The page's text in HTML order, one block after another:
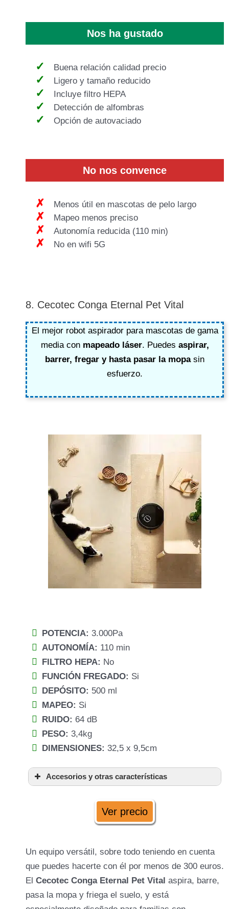
Nos ha gustado
Buena relación calidad precio
Ligero y tamaño reducido
Incluye filtro HEPA
Detección de alfombras
Opción de autovaciado
No nos convence
Menos útil en mascotas de pelo largo
Mapeo menos preciso
Autonomía reducida (110 min)
No en wifi 5G
8. Cecotec Conga Eternal Pet Vital
El mejor robot aspirador para mascotas de gama
media con mapeado láser. Puedes aspirar,
barrer, fregar y hasta pasar la mopasin
esfuerzo.
POTENCIA: 3.000Pa
AUTONOMÍA: 110 min
FILTRO HEPA: No
FUNCIÓN FREGADO: Si
DEPÓSITO: 500 ml
MAPEO: Si
RUIDO: 64 dB
PESO: 3,4kg
DIMENSIONES: 32,5 x 9,5cm
Accesorios y otras características
Ver precio
Un equipo versátil, sobre todo teniendo en cuenta
que puedes hacerte con él por menos de 300 euros.
El Cecotec Conga Eternal Pet Vital aspira, barre,
pasa la mopa y friega el suelo, y está